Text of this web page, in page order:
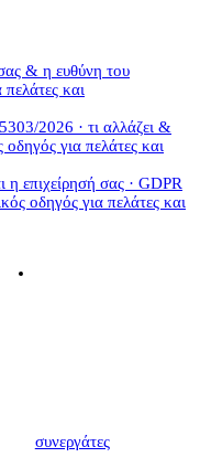
& η ευθύνη του
και
2026 · τι αλλάζει &
για πελάτες και
η επιχείρησή σας · GDPR
οδηγός για πελάτες και
συνεργάτες